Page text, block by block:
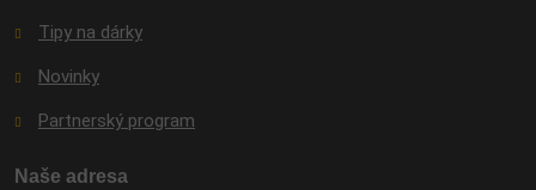
Tipy na dárky
Novinky
Partnerský program
Naše adresa